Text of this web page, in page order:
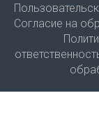
Согласие на